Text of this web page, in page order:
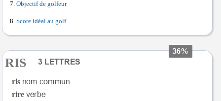
Objectif de golfeur
Score idéal au golf
36%
RIS
ris
rire